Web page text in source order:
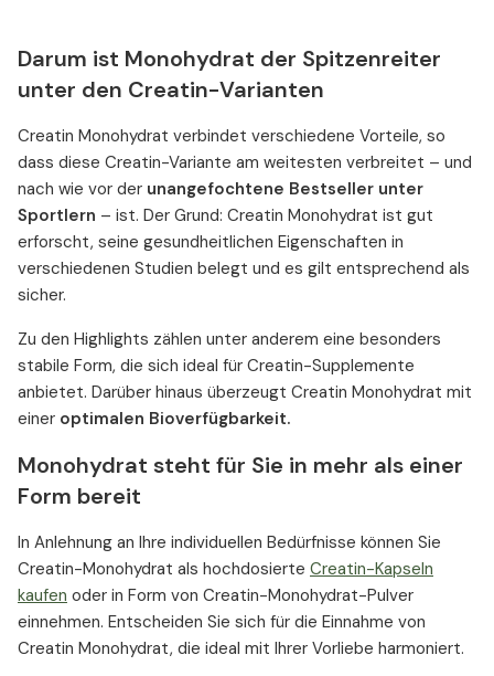
Darum ist Monohydrat der Spitzenreiter
unter den Creatin-Varianten
Creatin Monohydrat verbindet verschiedene Vorteile, so
dass diese Creatin-Variante am weitesten verbreitet – und
nach wie vor der unangefochtene Bestseller unter
Sportlern – ist. Der Grund: Creatin Monohydrat ist gut
erforscht, seine gesundheitlichen Eigenschaften in
verschiedenen Studien belegt und es gilt entsprechend als
sicher.
Zu den Highlights zählen unter anderem eine besonders
stabile Form, die sich ideal für Creatin-Supplemente
anbietet. Darüber hinaus überzeugt Creatin Monohydrat mit
einer optimalen Bioverfügbarkeit.
Monohydrat steht für Sie in mehr als einer
Form bereit
In Anlehnung an Ihre individuellen Bedürfnisse können Sie
Creatin-Monohydrat als hochdosierte Creatin-Kapseln
kaufen oder in Form von Creatin-Monohydrat-Pulver
einnehmen. Entscheiden Sie sich für die Einnahme von
Creatin Monohydrat, die ideal mit Ihrer Vorliebe harmoniert.